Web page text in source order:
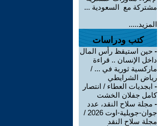
مشتركة مع السعودية ...
المزيد.....
كتب ودراسات
- حين استيقظ رأس المال
داخل الإنسان .. قراءة
ماركسية ثورية في ... /
رياض الشرايطي
- ابجديات العطاء / انتصار
كامل جفلان الخشت
- مجلة سلاح النقد، عدد
جوان-جويلية-اوت 2026 /
مجلة سلاح النقد